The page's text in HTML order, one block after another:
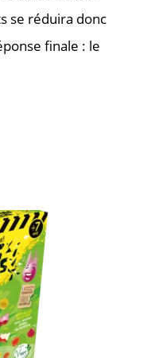
se réduira donc
finale : le